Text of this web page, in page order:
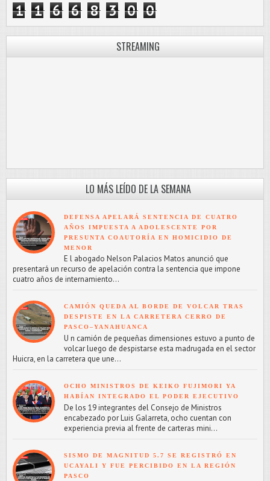
1 1 6 6 8 3 0 0
STREAMING
LO MÁS LEÍDO DE LA SEMANA
DEFENSA APELARÁ SENTENCIA DE CUATRO
AÑOS IMPUESTA A ADOLESCENTE POR
PRESUNTA COAUTORÍA EN HOMICIDIO DE
MENOR
E l abogado Nelson Palacios Matos anunció que
presentará un recurso de apelación contra la sentencia que impone
cuatro años de internamiento...
CAMIÓN QUEDA AL BORDE DE VOLCAR TRAS
DESPISTE EN LA CARRETERA CERRO DE
PASCO–YANAHUANCA
U n camión de pequeñas dimensiones estuvo a punto de
volcar luego de despistarse esta madrugada en el sector
Huicra, en la carretera que une...
OCHO MINISTROS DE KEIKO FUJIMORI YA
HABÍAN INTEGRADO EL PODER EJECUTIVO
De los 19 integrantes del Consejo de Ministros
encabezado por Luis Galarreta, ocho cuentan con
experiencia previa al frente de carteras mini...
SISMO DE MAGNITUD 5.7 SE REGISTRÓ EN
UCAYALI Y FUE PERCIBIDO EN LA REGIÓN
PASCO